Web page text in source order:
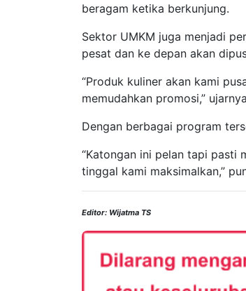
beragam ketika berkunjung.
Sektor UMKM juga menjadi
pesat dan ke depan akan
“Produk kuliner akan kami
memudahkan promosi,”
Dengan berbagai program
“Katongan ini pelan tapi pasti
tinggal kami maksimalkan,”
Editor: Wijatma TS